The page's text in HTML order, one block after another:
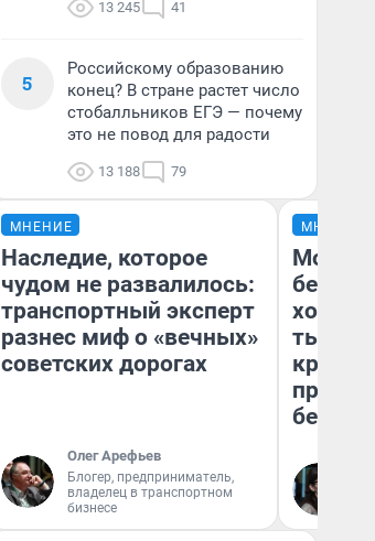
13 245 41
5
Российскому образованию
конец? В стране растет число
стобалльников ЕГЭ — почему
это не повод для радости
13 188 79
МНЕНИЕ
Наследие, которое
чудом не развалилось:
транспортный эксперт
разнес миф о «вечных»
советских дорогах
Олег Арефьев
Блогер, предприниматель,
владелец в транспортном
бизнесе
МНЕНИЕ
Мой
хотела
тысяч,